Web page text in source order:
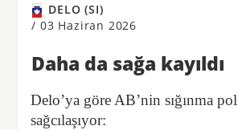
DELO (SI)
/ 03 Haziran 2026
Daha da sağa kayıldı
Delo’ya göre AB’nin sığınma
sağcılaşıyor: